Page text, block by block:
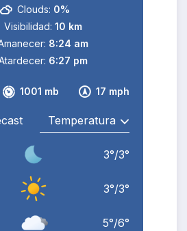
1001 mb 17 mph
Clouds: 0%
Visibilidad: 10 km
8:24 am
6:27 pm
3°/3°
3°/3°
5°/6°